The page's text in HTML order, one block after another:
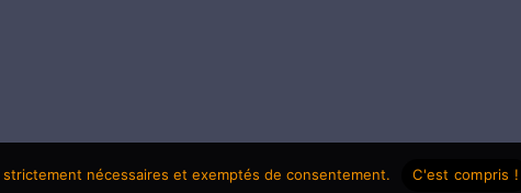
nécessaires et exemptés de consentement. C'est compris !